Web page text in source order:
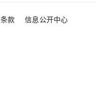
条款 信息公开中心